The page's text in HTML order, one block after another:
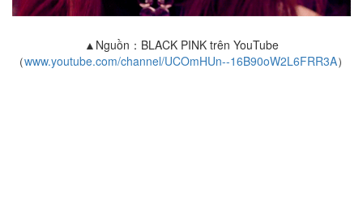
▲Nguồn：BLACK PINK trên YouTube
（www.youtube.com/channel/UCOmHUn--16B90oW2L6FRR3A）